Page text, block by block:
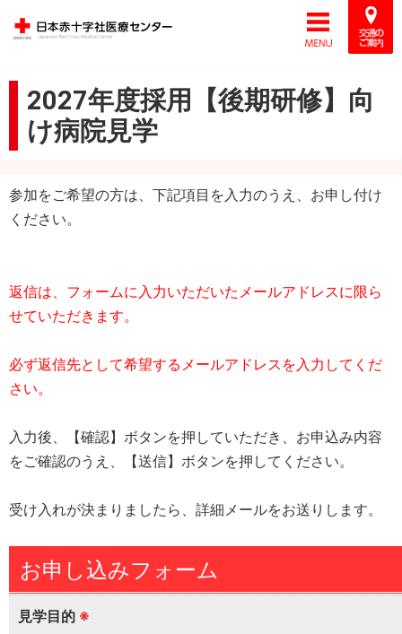
2027年度採用【後期研修】向
け病院見学
参加をご希望の方は、下記項目を入力のうえ、お申し付け
ください。
返信は、フォームに入力いただいたメールアドレスに限ら
せていただきます。
必ず返信先として希望するメールアドレスを入力してくだ
さい。
入力後、【確認】ボタンを押していただき、お申込み内容
をご確認のうえ、【送信】ボタンを押してください。
受け入れが決まりましたら、詳細メールをお送りします。
お申し込みフォーム
見学目的 ※